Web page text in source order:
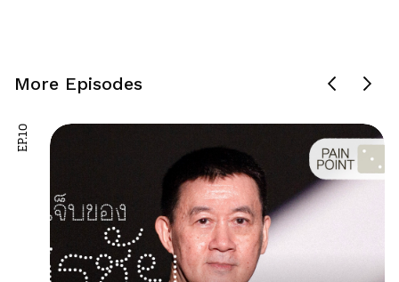
More Episodes
EP.10